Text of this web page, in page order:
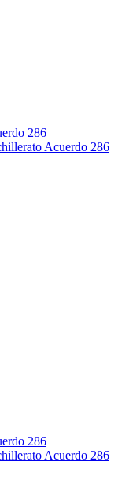
286
Acuerdo 286
286
Acuerdo 286